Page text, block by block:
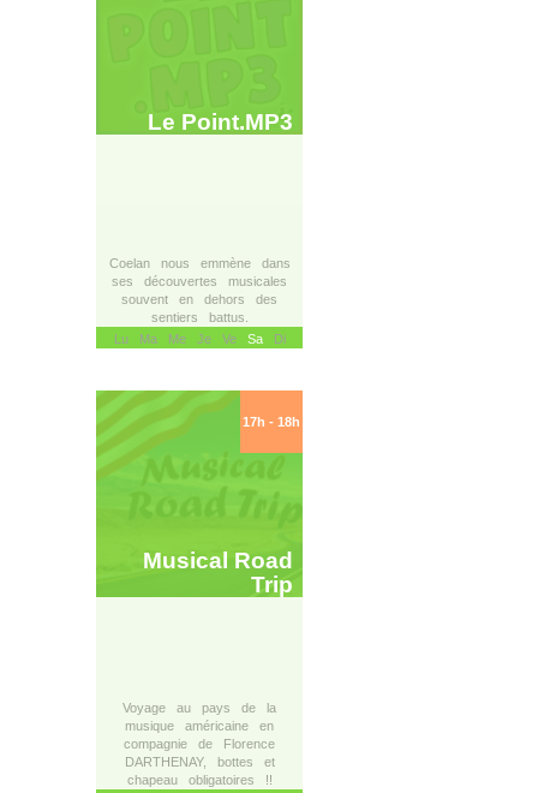
Le Point.MP3
Coelan nous emmène dans
ses découvertes musicales
souvent en dehors des
sentiers battus.
Lu Ma Me Je Ve SaDi
17h - 18h
Musical Road
Trip
Voyage au pays de la
musique américaine en
compagnie de Florence
DARTHENAY, bottes et
chapeau obligatoires !!